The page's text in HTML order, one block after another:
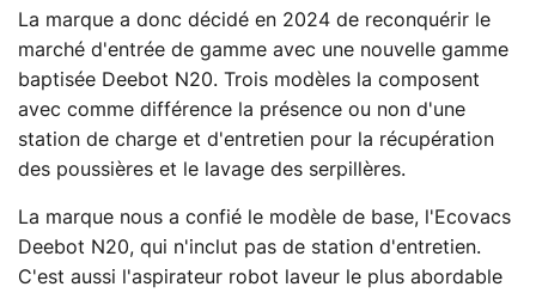
La marque a donc décidé en 2024 de reconquérir le
marché d'entrée de gamme avec une nouvelle gamme
baptisée Deebot N20. Trois modèles la composent
avec comme différence la présence ou non d'une
station de charge et d'entretien pour la récupération
des poussières et le lavage des serpillères.
La marque nous a confié le modèle de base, l'Ecovacs
Deebot N20, qui n'inclut pas de station d'entretien.
C'est aussi l'aspirateur robot laveur le plus abordable